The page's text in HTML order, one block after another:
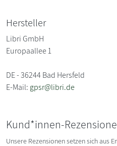
Hersteller
Libri GmbH
Europaallee 1
DE - 36244 Bad Hersfeld
E-Mail: gpsr@libri.de
Kund*innen-
Unsere Rezensionen setzen sich aus